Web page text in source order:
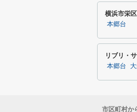
横浜市栄
本郷台
リブリ・
本郷台
市区町村か